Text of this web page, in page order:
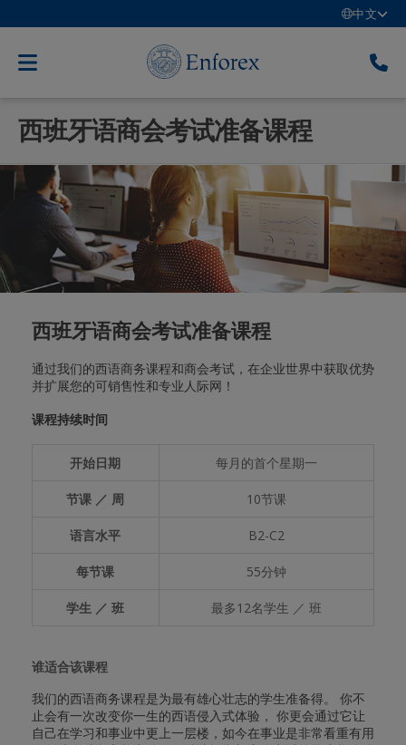
中文
西班牙语商会考试准备课程
西班牙语商会考试准备课程
通过我们的西语商务课程和商会考试，在企业世界中获取优势
并扩展您的可销售性和专业人际网！
课程持续时间
开始日期 每月的首个星期一
节课 ／ 周 10节课
语言水平 B2-C2
每节课 55分钟
学生 ／ 班 最多12名学生 ／ 班
谁适合该课程
我们的西语商务课程是为最有雄心壮志的学生准备得。 你不
止会有一次改变你一生的西语侵入式体验， 你更会通过它让
自己在学习和事业中更上一层楼，如今在事业是非常看重有用